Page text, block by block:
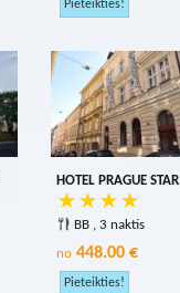
HOTEL PRAGUE STAR
BB , 3 naktis
no 448.00 €